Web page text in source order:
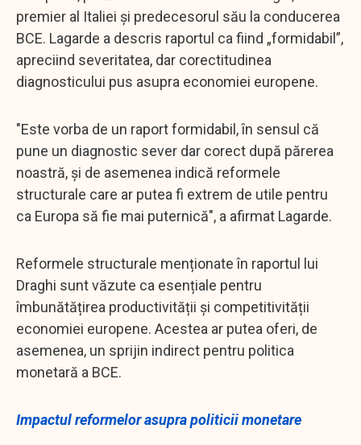
premier al Italiei și predecesorul său la conducerea
BCE. Lagarde a descris raportul ca fiind „formidabil”,
apreciind severitatea, dar corectitudinea
diagnosticului pus asupra economiei europene.
"Este vorba de un raport formidabil, în sensul că
pune un diagnostic sever dar corect după părerea
noastră, și de asemenea indică reformele
structurale care ar putea fi extrem de utile pentru
ca Europa să fie mai puternică", a afirmat Lagarde.
Reformele structurale menționate în raportul lui
Draghi sunt văzute ca esențiale pentru
îmbunătățirea productivității și competitivității
economiei europene. Acestea ar putea oferi, de
asemenea, un sprijin indirect pentru politica
monetară a BCE.
Impactul reformelor asupra politicii monetare